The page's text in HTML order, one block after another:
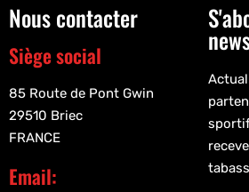
Nous contacter
Siège social
85 Route de Pont Gwin
29510 Briec
FRANCE
Email: